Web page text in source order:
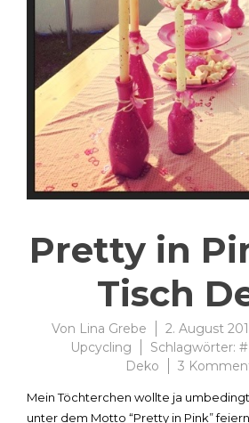
Pretty in
Tisch
Von Lina Grebe 2. August
Upcycling
Schlagwörter:
Deko
3
Mein Töchterchen wollte ja
unter dem Motto “Pretty in Pink”